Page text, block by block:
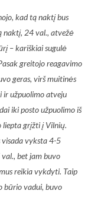
kad tą naktį bus
naktį, 24 val., atvežė
– kariškiai sugulė
greitojo reagavimo
geras, virš muitinės
ir užpuolimo atveju
iki posto užpuolimo iš
liepta grįžti į Vilnių.
visada vyksta 4-5
bet jam buvo
reikia vykdyti. Taip
būrio vadui, buvo